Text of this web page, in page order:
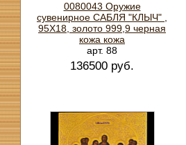
0080043 Оружие
сувенирное САБЛЯ "КЛЫЧ" ,
95Х18, золото 999,9 черная
кожа кожа
арт. 88
136500 руб.